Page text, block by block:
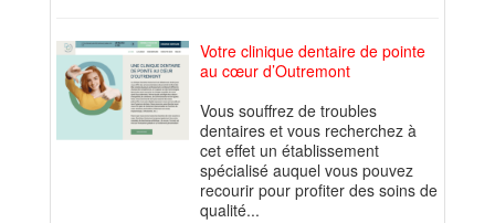
Votre clinique dentaire de pointe
au cœur d’Outremont
Vous souffrez de troubles
dentaires et vous recherchez à
cet effet un établissement
spécialisé auquel vous pouvez
recourir pour profiter des soins de
qualité...